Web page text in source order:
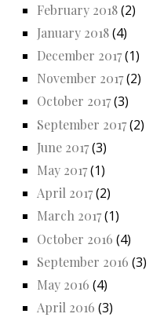
February 2018(2)
January 2018(4)
December 2017(1)
November 2017(2)
October 2017(3)
September 2017(2)
June 2017(3)
May 2017(1)
April 2017(2)
March 2017(1)
October 2016 (4)
September 2016 (3)
May 2016 (4)
April 2016 (3)